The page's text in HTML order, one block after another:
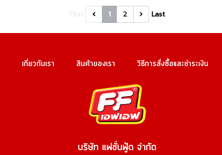
1 2 Last
เกี่ยวกับเรา สินค้าของเรา วิธีการสั่งซื้อและชำระเงิน
บริษัท แฟชั่นฟู้ด จำกัด